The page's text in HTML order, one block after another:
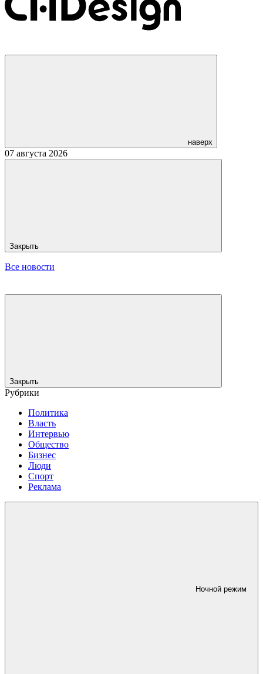
наверх
07 августа 2026
Закрыть
Все новости
Закрыть
Рубрики
Политика
Власть
Интервью
Общество
Бизнес
Люди
Спорт
Реклама
Ночной режим